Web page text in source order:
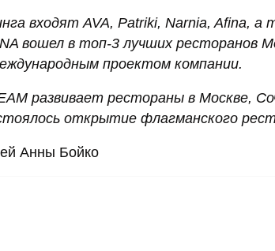
входят AVA, Patriki, Narnia, Afina,
вошел в топ-3 лучших ресторанов
проектом компании.
развивает рестораны в Москве,
открытие флагманского
Анны Бойко